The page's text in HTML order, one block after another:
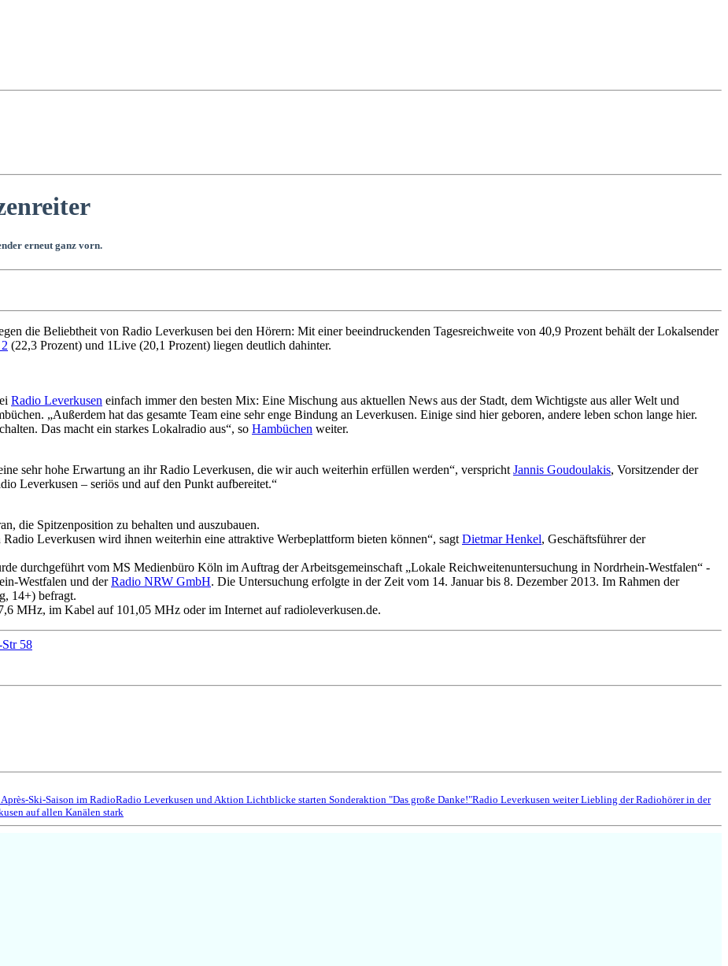
erneut ganz vorn.
die Beliebtheit von Radio Leverkusen bei den Hörern: Mit einer beeindruckenden Tagesreichweite von 40,9 Prozent behält der Lokalsender
(22,3 Prozent) und 1Live (20,1 Prozent) liegen deutlich dahinter.
Radio Leverkusen einfach immer den besten Mix: Eine Mischung aus aktuellen News aus der Stadt, dem Wichtigste aus aller Welt und
„Außerdem hat das gesamte Team eine sehr enge Bindung an Leverkusen. Einige sind hier geboren, andere leben schon lange hier.
Das macht ein starkes Lokalradio aus“, so Hambüchen weiter.
sehr hohe Erwartung an ihr Radio Leverkusen, die wir auch weiterhin erfüllen werden“, verspricht Jannis Goudoulakis, Vorsitzender der
Leverkusen – seriös und auf den Punkt aufbereitet.“
die Spitzenposition zu behalten und auszubauen.
Leverkusen wird ihnen weiterhin eine attraktive Werbeplattform bieten können“, sagt Dietmar Henkel, Geschäftsführer der
durchgeführt vom MS Medienbüro Köln im Auftrag der Arbeitsgemeinschaft „Lokale Reichweitenuntersuchung in Nordrhein-Westfalen“ -
Westfalen und derRadio NRW GmbH. Die Untersuchung erfolgte in der Zeit vom 14. Januar bis 8. Dezember 2013. Im Rahmen der
14+) befragt.
MHz, im Kabel auf 101,05 MHz oder im Internet auf radioleverkusen.de.
58
Ski-Saison im RadioRadio Leverkusen und Aktion Lichtblicke starten Sonderaktion "Das große Danke!"Radio Leverkusen weiter Liebling der Radiohörer in der
auf allen Kanälen stark